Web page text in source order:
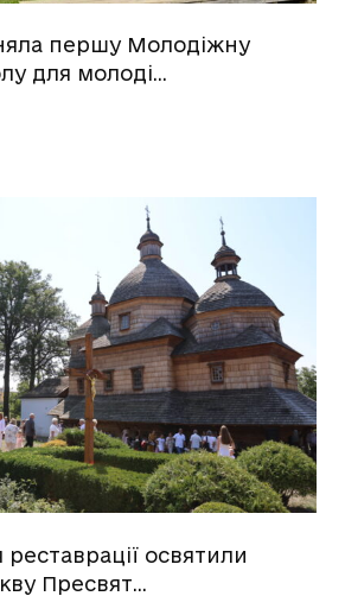
першу Молодіжну
для молоді…
освятили
Пресвят…